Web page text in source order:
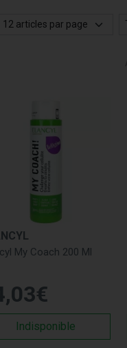
My Coach 200 Ml
,03€
Indisponible